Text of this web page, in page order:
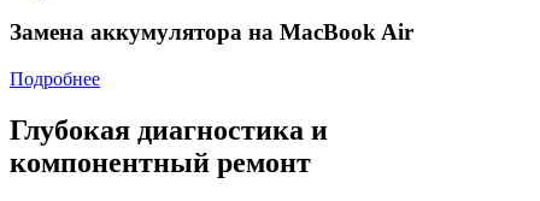
Замена аккумулятора на MacBook Air
Подробнее
Глубокая диагностика и
компонентный ремонт